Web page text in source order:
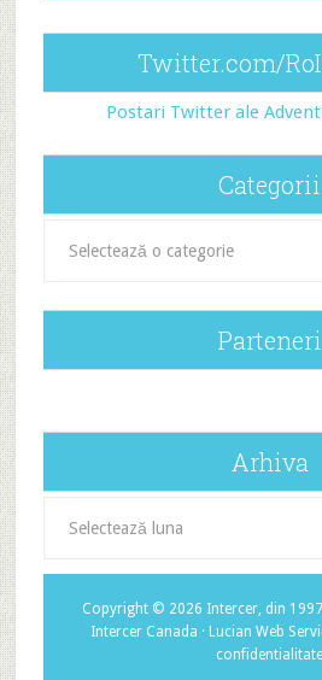
Twitter.com/
Postari Twitter ale
Categorii
Parteneri
Arhiva
Copyright © 2026 Intercer, din 1997
Intercer Canada · Lucian Web
confidentialitate